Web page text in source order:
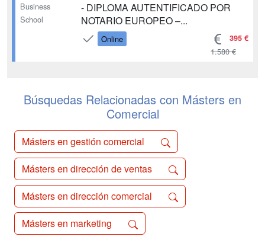
Business
School
- DIPLOMA AUTENTIFICADO POR
NOTARIO EUROPEO –...
Online 395 €
1.580 €
Búsquedas Relacionadas con Másters en
Comercial
Másters en gestión comercial
Másters en dirección de ventas
Másters en dirección comercial
Másters en marketing